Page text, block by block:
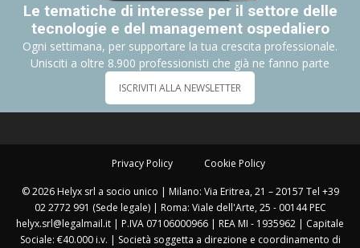
Le tematiche di interesse per il settore delle
tecnologie e del management ospedaliero
Ogni settimana, per supportare la tua crescita professionale.
Unisciti a oltre 8.900 professionisti che già ne fanno parte
ISCRIVITI ALLA NEWSLETTER
Privacy Policy Cookie Policy
© 2026 Helyx srl a socio unico | Milano: Via Eritrea, 21 – 20157 Tel +39
02 2772 991 (Sede legale) | Roma: Viale dell'Arte, 25 - 00144 PEC
helyx.srl@legalmail.it | P.IVA 07106000966 | REA MI - 1935962 | Capitale
Sociale: €40.000 i.v. | Società soggetta a direzione e coordinamento di